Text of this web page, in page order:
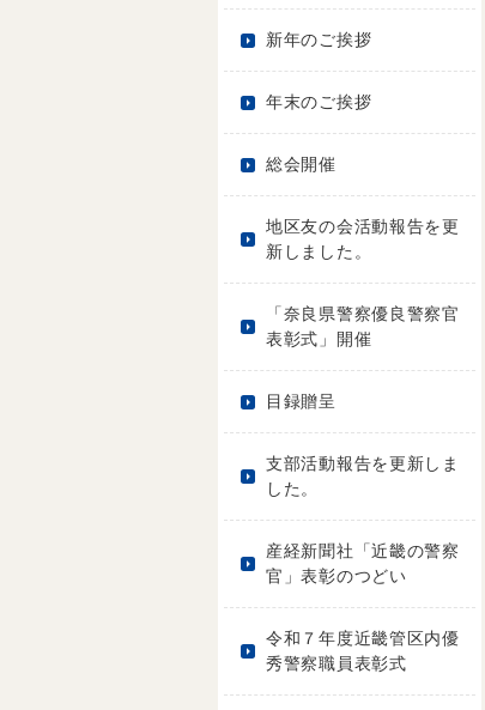
新年のご挨拶
年末のご挨拶
総会開催
地区友の会活動報告を更
新しました。
「奈良県警察優良警察官
表彰式」開催
目録贈呈
支部活動報告を更新しま
した。
産経新聞社「近畿の警察
官」表彰のつどい
令和７年度近畿管区内優
秀警察職員表彰式